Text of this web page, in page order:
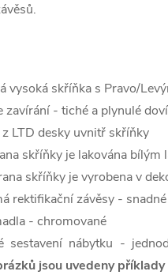
vysoká skříňka s Pravo/
zavírání - tiché a plynulé
LTD desky uvnitř skříňky
skříňky je lakována bílým
skříňky je vyrobena v
rektifikační závěsy -
- chromované
sestavení nábytku -
jsou uvedeny